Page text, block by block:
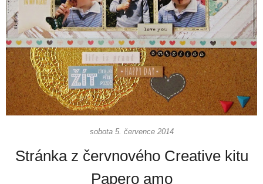
sobota 5. července 2014
Stránka z červnového Creative kitu
Papero amo